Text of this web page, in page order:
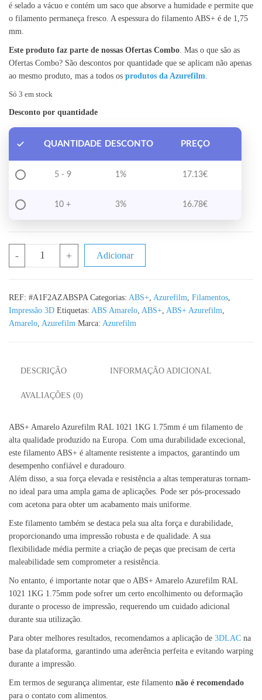
é selado a vácuo e contém um saco que absorve a humidade e permite que
o filamento permaneça fresco. A espessura do filamento ABS+ é de 1,75
mm.
Este produto faz parte de nossas Ofertas Combo . Mas o que são as
Ofertas Combo? São descontos por quantidade que se aplicam não apenas
ao mesmo produto, mas a todos os produtos da Azurefilm
Só 3 em stock
Desconto por quantidade
QUANTIDADE DESCONTO PREÇO
5 - 9 1% 17.13€
10 + 3% 16.78€
- + Adicionar
REF: #A1F2AZABSPA Categorias: ABS+ Azurefilm Filamentos
Impressão 3D Etiquetas: ABS Amarelo ABS+ ABS+ Azurefilm
Amarelo Azurefilm Marca: Azurefilm
DESCRIÇÃO INFORMAÇÃO ADICIONAL
AVALIAÇÕES (0)
ABS+ Amarelo Azurefilm RAL 1021 1KG 1.75mm é um filamento de
alta qualidade produzido na Europa. Com uma durabilidade excecional,
este filamento ABS+ é altamente resistente a impactos, garantindo um
desempenho confiável e duradouro.
Além disso, a sua força elevada e resistência a altas temperaturas tornam-
no ideal para uma ampla gama de aplicações. Pode ser pós-processado
com acetona para obter um acabamento mais uniforme.
Este filamento também se destaca pela sua alta força e durabilidade,
proporcionando uma impressão robusta e de qualidade. A sua
flexibilidade média permite a criação de peças que precisam de certa
maleabilidade sem comprometer a resistência.
No entanto, é importante notar que o ABS+ Amarelo Azurefilm RAL
1021 1KG 1.75mm pode sofrer um certo encolhimento ou deformação
durante o processo de impressão, requerendo um cuidado adicional
durante sua utilização.
Para obter melhores resultados, recomendamos a aplicação de 3DLAC na
base da plataforma, garantindo uma aderência perfeita e evitando warping
durante a impressão.
Em termos de segurança alimentar, este filamento não é recomendado
para o contato com alimentos.